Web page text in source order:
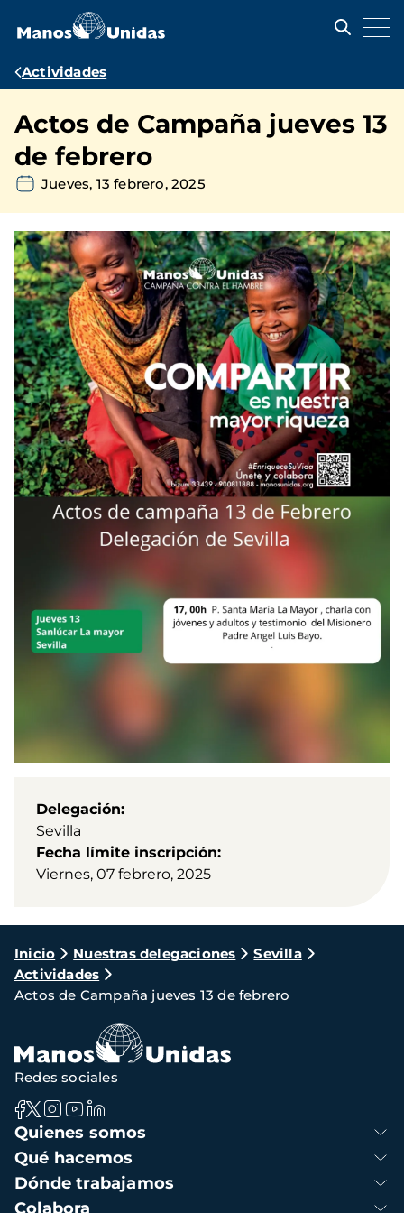
contenido
Ruta
navegación
Actividades
Actos de Campaña jueves 13
de febrero
Jueves, 13 febrero, 2025
Delegación
Sevilla
Fecha límite inscripción
Viernes, 07 febrero, 2025
Ruta
de
navegación
Inicio Nuestras delegaciones
Sevilla
Actividades
Actos de Campaña jueves 13 de febrero
Navegación
principal
Quienes somos
Qué hacemos
Dónde trabajamos
Colabora
Redes sociales